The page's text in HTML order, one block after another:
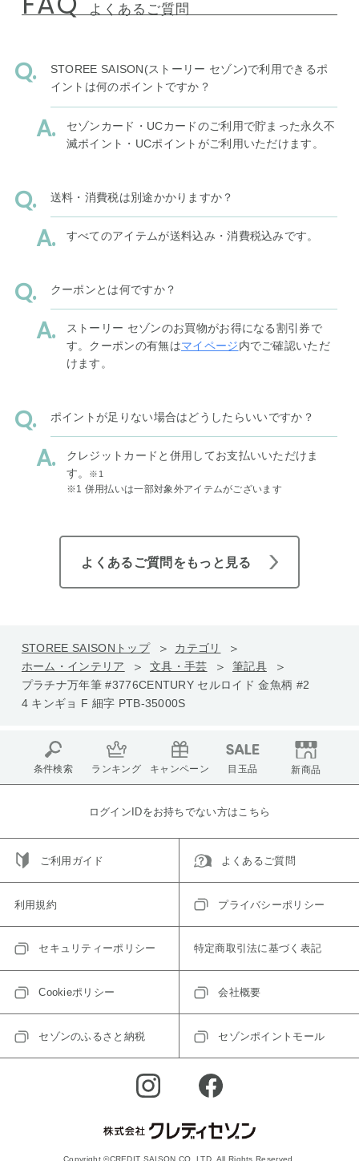
よくあるご質問
STOREE SAISON(ストーリー セゾン)で利用できるポ
イントは何のポイントですか？
セゾンカード・UCカードのご利用で貯まった永久不
滅ポイント・UCポイントがご利用いただけます。
送料・消費税は別途かかりますか？
すべてのアイテムが送料込み・消費税込みです。
クーポンとは何ですか？
ストーリー セゾンのお買物がお得になる割引券で
す。クーポンの有無はマイページ内でご確認いただ
けます。
ポイントが足りない場合はどうしたらいいですか？
クレジットカードと併用してお支払いいただけま
す。
※1
※1 併用払いは一部対象外アイテムがございます
よくあるご質問をもっと見る
STOREE SAISONトップ
カテゴリ
ホーム・インテリア
文具・手芸
筆記具
プラチナ万年筆 #3776CENTURY セルロイド 金魚柄 #2
4 キンギョ F 細字 PTB-35000S
条件検索 ランキング キャンペーン 目玉品 新商品
ログインIDをお持ちでない方はこちら
ご利用ガイド よくあるご質問
利用規約 プライバシーポリシー
セキュリティーポリシー 特定商取引法に基づく表記
Cookieポリシー 会社概要
セゾンのふるさと納税 セゾンポイントモール